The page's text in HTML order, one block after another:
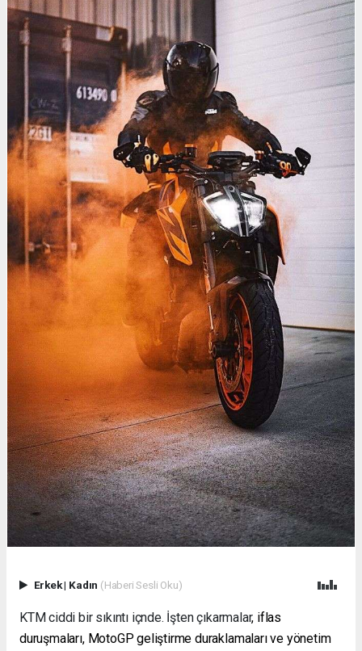
Erkek| Kadın (Haberi Sesli Oku)
KTM ciddi bir sıkıntı içnde. İşten çıkarmalar, iflas
duruşmaları, MotoGP geliştirme duraklamalarıve yönetim